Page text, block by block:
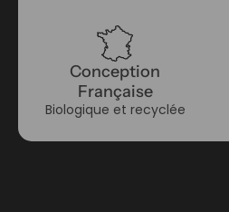
Conception
Française
Biologique et recyclée